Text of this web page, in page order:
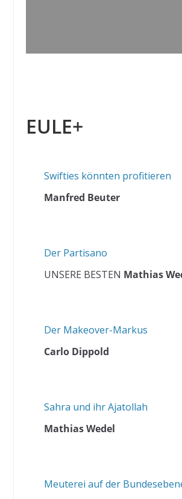
EULE+
Swifties könnten profitieren
Manfred Beuter
Der Partisano
UNSERE BESTEN Mathias
Der Makeover-Markus
Carlo Dippold
Sahra und ihr Ajatollah
Mathias Wedel
Meuterei auf der